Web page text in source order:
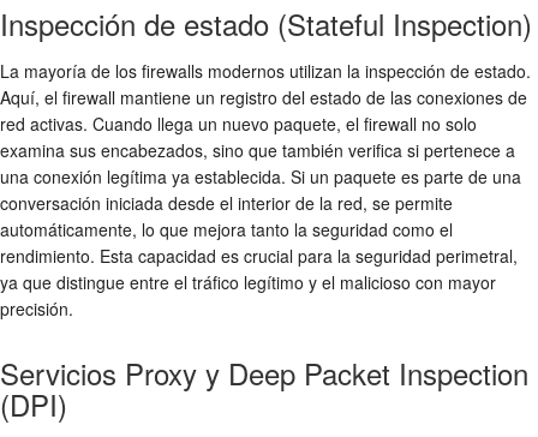
Inspección de estado (Stateful Inspection)
La mayoría de los firewalls modernos utilizan la inspección de estado.
Aquí, el firewall mantiene un registro del estado de las conexiones de
red activas. Cuando llega un nuevo paquete, el firewall no solo
examina sus encabezados, sino que también verifica si pertenece a
una conexión legítima ya establecida. Si un paquete es parte de una
conversación iniciada desde el interior de la red, se permite
automáticamente, lo que mejora tanto la seguridad como el
rendimiento. Esta capacidad es crucial para la seguridad perimetral,
ya que distingue entre el tráfico legítimo y el malicioso con mayor
precisión.
Servicios Proxy y Deep Packet Inspection
(DPI)